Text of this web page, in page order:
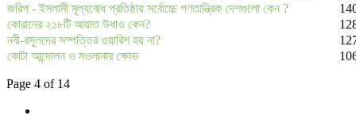
জরিপ - ইসলামী মূল্যবোধ প্রতিষ্ঠায় সর্বোচ্চে গণতান্ত্রিক দেশগুলো কেন ?
কোরানের ২১৮টি আয়াত উধাও কেন?
নবী-রসুলদের সম্পত্তির ওয়ারিশ হয় না?
কোটা আন্দোলন ও মওলানার ক্ষোভ
Page 4 of 14